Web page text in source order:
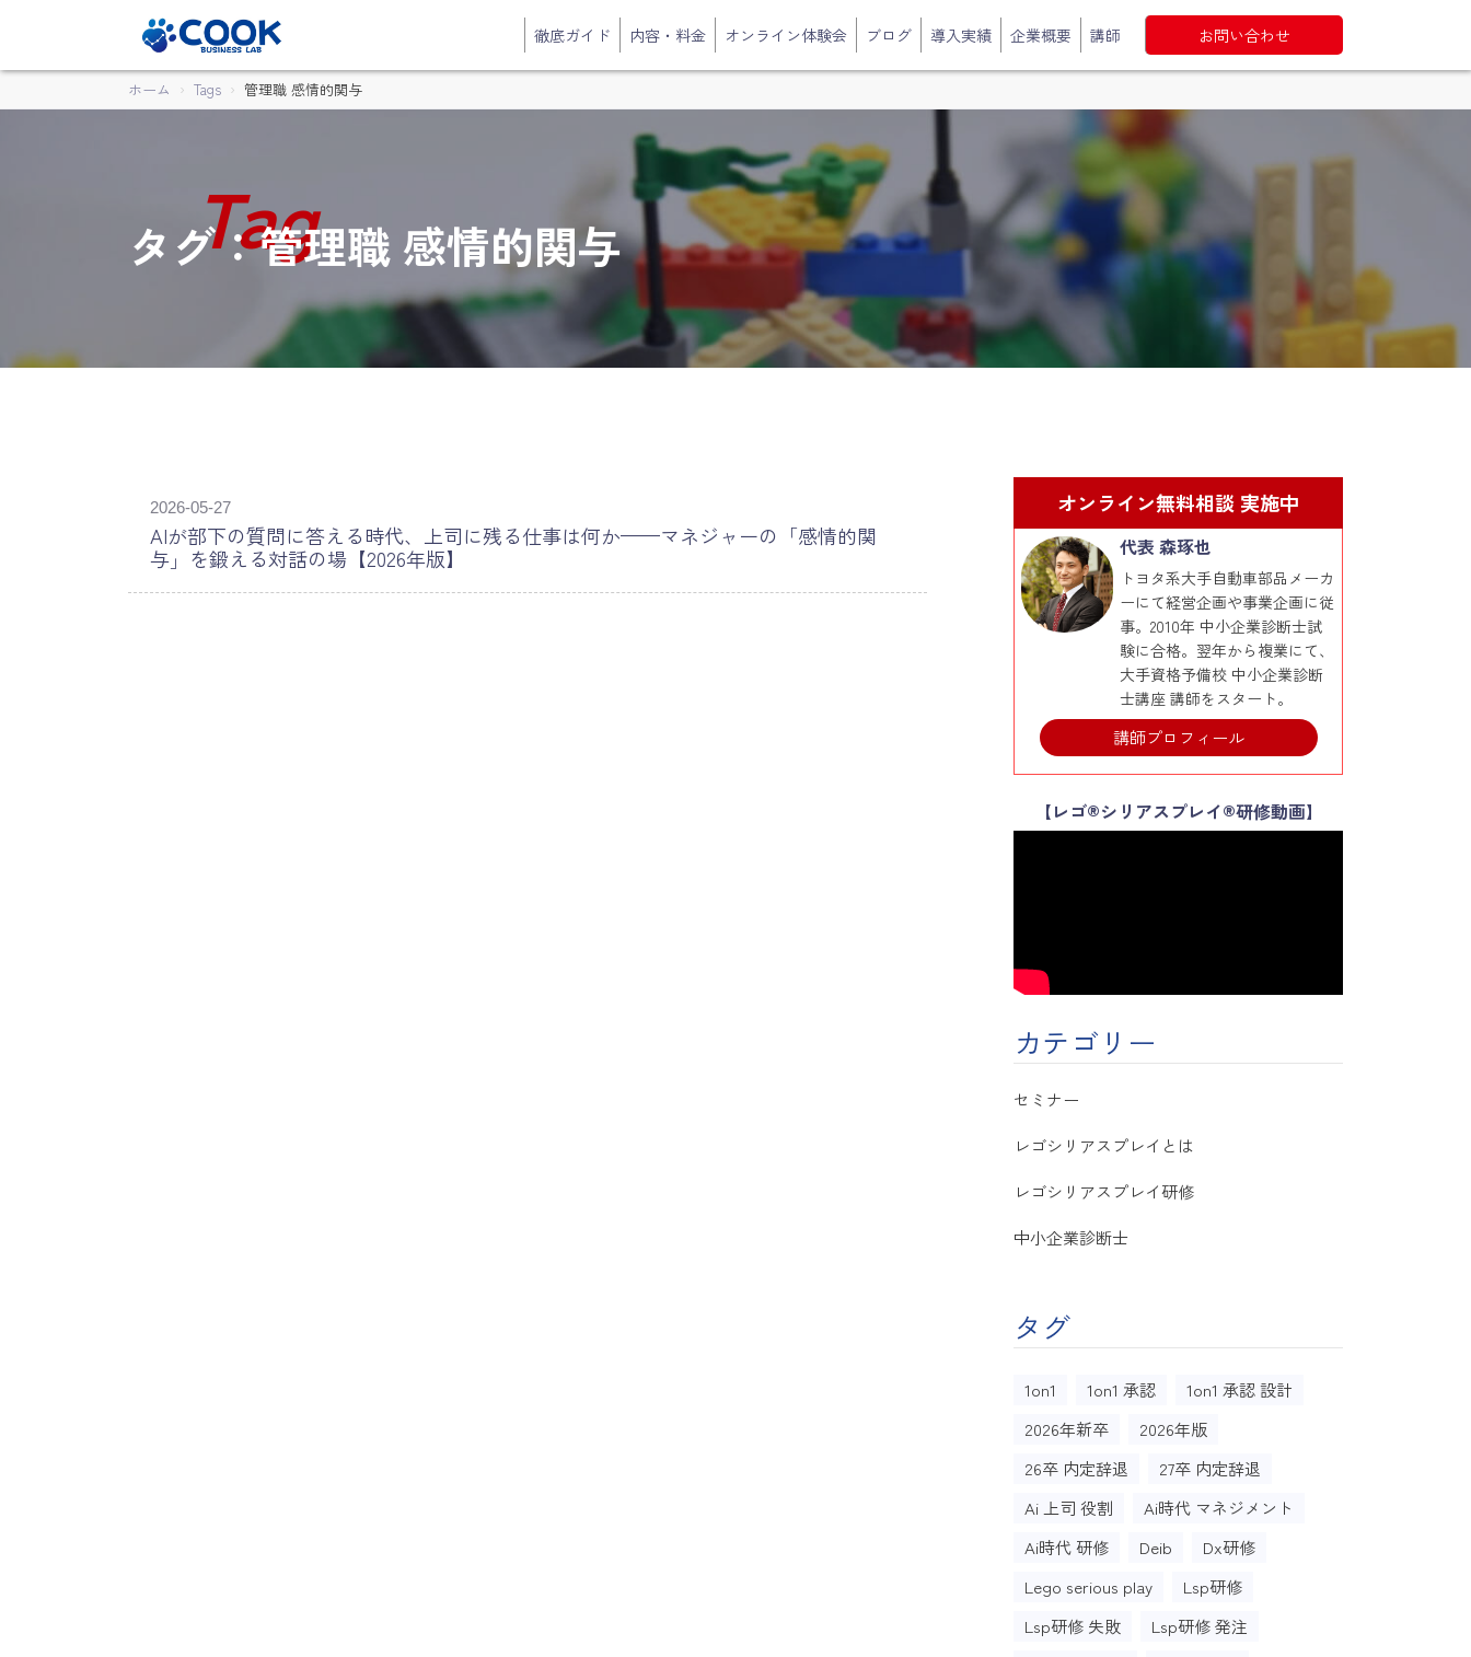
徹底ガイド 内容・料金 オンライン体験会 ブログ 導入実績 企業概要 講師 お問い合わせ
ホーム Tags 管理職 感情的関与
タグ：管理職 感情的関与
2026-05-27
AIが部下の質問に答える時代、上司に残る仕事は何か——マネジャーの「感情的関
与」を鍛える対話の場【2026年版】
オンライン無料相談 実施中
代表 森琢也
トヨタ系大手自動車部品メーカ
ーにて経営企画や事業企画に従
事。2010年 中小企業診断士試
験に合格。翌年から複業にて、
大手資格予備校 中小企業診断
士講座 講師をスタート。
講師プロフィール
【レゴ®シリアスプレイ®研修動画】
カテゴリー
セミナー
レゴシリアスプレイとは
レゴシリアスプレイ研修
中小企業診断士
タグ
1on1 1on1 承認
1on1 承認 設計
2026年新卒
2026年版
26卒 内定辞退
27卒 内定辞退
Ai 上司 役割
Ai時代 マネジメント
Ai時代 研修
Deib
Dx研修
Lego serious play
Lsp研修
Lsp研修 失敗
Lsp研修 発注